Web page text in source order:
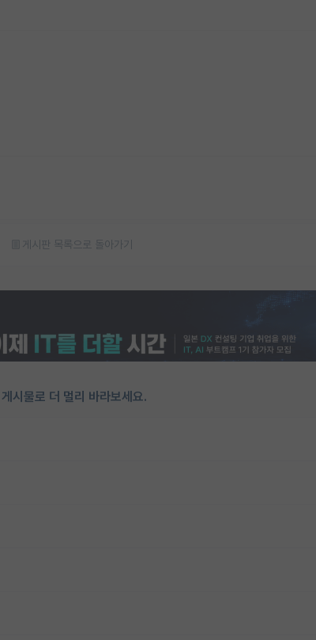
게시판 목록으로 돌아가기
시물로 더 멀리 바라보세요.